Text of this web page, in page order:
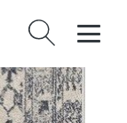
Vyhledávání
/Běhoun